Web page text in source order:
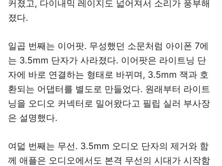
커졌고, 다이내믹 레이지도 넓어져서 소리가 풍부해
졌다.
일곱 번째는 이어팟. 무성했던 소문처럼 아이폰 7에
는 3.5mm 단자가 사라졌다. 이어팟은 라이트닝 단
자에 바로 연결하는 형태로 바뀌며, 3.5mm 잭과 호
환되는 어댑터를 별도로 만들었다. 원래부터 라이트
닝을 오디오 커넥터로 밀어왔다고 필립 실러 부사장
은 설명했다.
여덟 번째는 무선. 3.5mm 오디오 단자의 제거와 함
께 애플은 오디오에서도 본격 무선의 시대가 시작함